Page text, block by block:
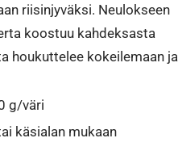
riisinjyväksi. Neulokseen
koostuu kahdeksasta
houkuttelee kokeilemaan ja
g/väri
käsialan mukaan